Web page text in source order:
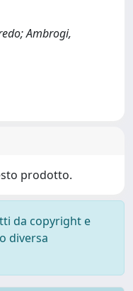
Ambrogi,
prodotto.
da copyright e
diversa